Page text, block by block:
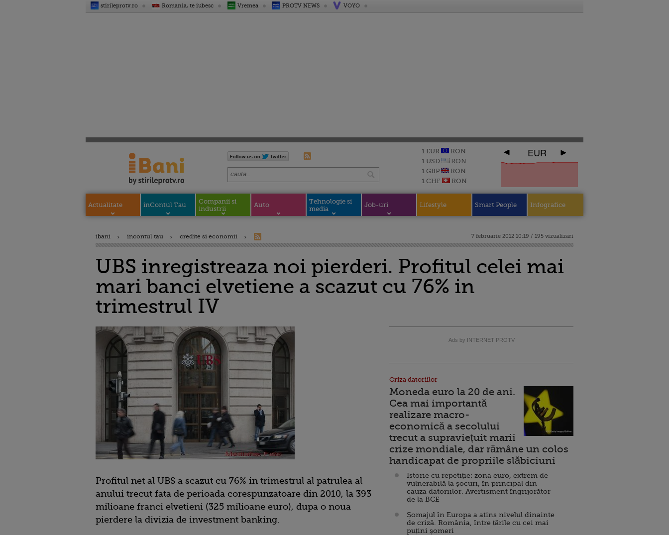
stirileprotv.ro Romania, te iubesc Vremea PROTV NEWS VOYO
1 EUR
RON
1 USD
RON
1 GBP
RON
1 CHF
RON
EUR
Actualitate inContul Tau
Companii si
industrii
Auto
Tehnologie si
media
Job-uri Lifestyle Smart People Infografice
ibani incontul tau credite si economii 7 februarie 2012 10:19 / 195 vizualizari
UBS inregistreaza noi pierderi. Profitul celei mai
mari banci elvetiene a scazut cu 76% in
trimestrul IV
Profitul net al UBS a scazut cu 76% in trimestrul al patrulea al
anului trecut fata de perioada corespunzatoare din 2010, la 393
milioane franci elvetieni (325 milioane euro), dupa o noua
pierdere la divizia de investment banking.
Ads by INTERNET PROTV
Criza datoriilor
Moneda euro la 20 de ani.
Cea mai importantă
realizare macro-
economică a secolului
trecut a supraviețuit marii
crize mondiale, dar rămâne un colos
handicapat de propriile slăbiciuni
Istorie cu repetiție: zona euro, extrem de
vulnerabilă la șocuri, în principal din
cauza datoriilor. Avertisment îngrijorător
de la BCE
Șomajul în Europa a atins nivelul dinainte
de criză. România, între țările cu cei mai
puțini șomeri